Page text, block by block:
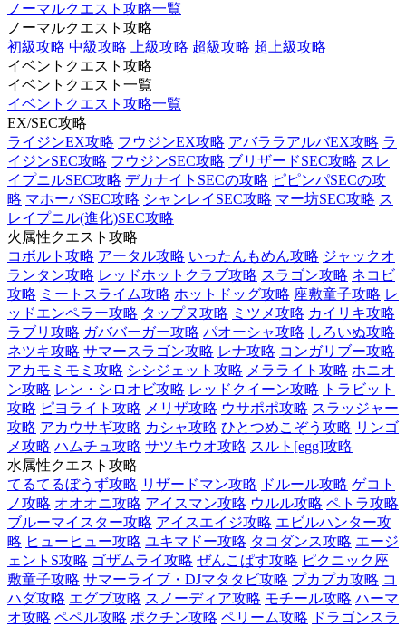
ノーマルクエスト攻略一覧
ノーマルクエスト攻略
初級攻略 中級攻略 上級攻略 超級攻略 超上級攻略
イベントクエスト攻略
イベントクエスト一覧
イベントクエスト攻略一覧
EX/SEC攻略
ライジンEX攻略 フウジンEX攻略 アバララアルバEX攻略 ラ
イジンSEC攻略 フウジンSEC攻略 ブリザードSEC攻略 スレ
イプニルSEC攻略 デカナイトSECの攻略 ピピンパSECの攻
略 マホーバSEC攻略 シャンレイSEC攻略 マー坊SEC攻略 ス
レイプニル(進化)SEC攻略
火属性クエスト攻略
コボルト攻略 アータル攻略 いったんもめん攻略 ジャックオ
ランタン攻略 レッドホットクラブ攻略 スラゴン攻略 ネコビ
攻略 ミートスライム攻略 ホットドッグ攻略 座敷童子攻略 レ
ッドエンペラー攻略 タップヌ攻略 ミツメ攻略 カイリキ攻略
ラブリ攻略 ガババーガー攻略 パオーシャ攻略 しろいぬ攻略
ネツキ攻略 サマースラゴン攻略 レナ攻略 コンガリブー攻略
アカモミモミ攻略 シシジェット攻略 メラライト攻略 ホニオ
ン攻略 レン・シロオビ攻略 レッドクイーン攻略
トラビット
攻略 ピヨライト攻略 メリザ攻略 ウサポポ攻略 スラッジャー
攻略 アカウサギ攻略 カシャ攻略 ひとつめこぞう攻略 リンゴ
メ攻略 ハムチュ攻略 サツキウオ攻略 スルト[egg]攻略
水属性クエスト攻略
てるてるぼうず攻略 リザードマン攻略 ドルール攻略 ゲコト
ノ攻略 オオオニ攻略 アイスマン攻略 ウルル攻略 ペトラ攻略
ブルーマイスター攻略 アイスエイジ攻略 エビルハンター攻
略 ヒューヒュー攻略 ユキマドー攻略 タコダンス攻略 エージ
ェントS攻略 ゴザムライ攻略 ぜんこぱす攻略 ピクニック座
敷童子攻略 サマーライブ・DJマタタビ攻略 プカプカ攻略 コ
ハダ攻略 エグブ攻略 スノーディア攻略 モチール攻略 ハーマ
オ攻略 ペペル攻略 ポクチン攻略 ペリーム攻略 ドラゴンスラ